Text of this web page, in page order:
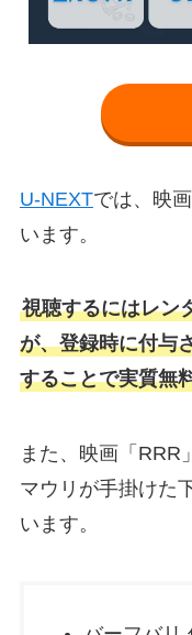
U-NEXTでは、映
います。
視聴するにはレン
が、登録時に付与
することで実質無
また、映画「RRR
マウリが手掛けた
います。